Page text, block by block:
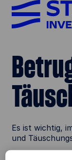
Es ist wichtig,
und